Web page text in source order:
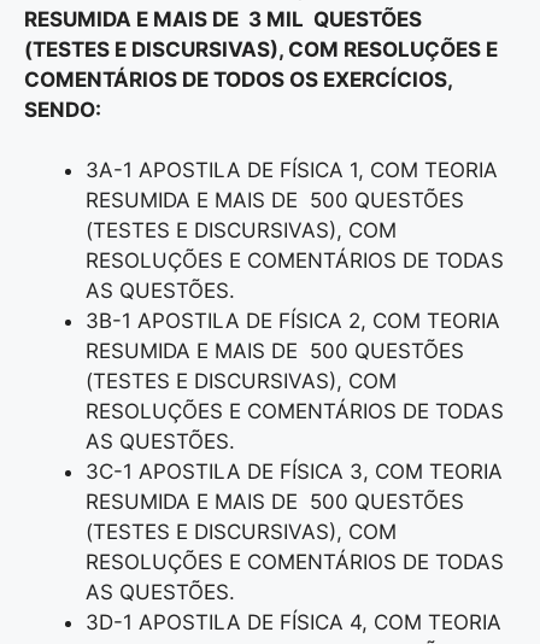
RESUMIDA E MAIS DE 3 MIL QUESTÕES
(TESTES E DISCURSIVAS), COM RESOLUÇÕES E
COMENTÁRIOS DE TODOS OS EXERCÍCIOS,
SENDO:
3A-1 APOSTILA DE FÍSICA 1, COM TEORIA
RESUMIDA E MAIS DE 500 QUESTÕES
(TESTES E DISCURSIVAS), COM
RESOLUÇÕES E COMENTÁRIOS DE TODAS
AS QUESTÕES.
3B-1 APOSTILA DE FÍSICA 2, COM TEORIA
RESUMIDA E MAIS DE 500 QUESTÕES
(TESTES E DISCURSIVAS), COM
RESOLUÇÕES E COMENTÁRIOS DE TODAS
AS QUESTÕES.
3C-1 APOSTILA DE FÍSICA 3, COM TEORIA
RESUMIDA E MAIS DE 500 QUESTÕES
(TESTES E DISCURSIVAS), COM
RESOLUÇÕES E COMENTÁRIOS DE TODAS
AS QUESTÕES.
3D-1 APOSTILA DE FÍSICA 4, COM TEORIA